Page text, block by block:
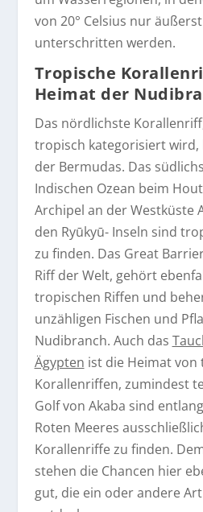
von 20° Celsius nur
unterschritten werden.
Tropische
Heimat der
Das nördlichste
tropisch kategorisiert wird,
der Bermudas. Das
Indischen Ozean beim
Archipel an der Westküste
den Ryūkyū- Inseln sind
zu finden. Das Great
Riff der Welt, gehört
tropischen Riffen und
unzähligen Fischen und
Nudibranch. Auch das
Ägypten ist die Heimat von
Korallenriffen, zumindest
Golf von Akaba sind
Roten Meeres
Korallenriffe zu finden.
stehen die Chancen hier
gut, die ein oder andere